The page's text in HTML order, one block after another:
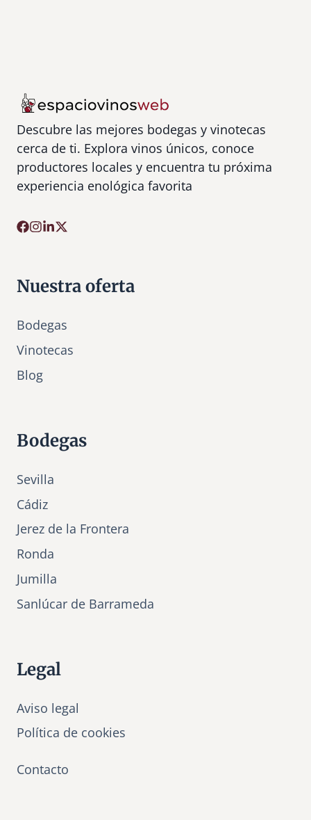
Descubre las mejores bodegas y vinotecas
cerca de ti. Explora vinos únicos, conoce
productores locales y encuentra tu próxima
experiencia enológica favorita
Nuestra oferta
Bodegas
Vinotecas
Blog
Bodegas
Sevilla
Cádiz
Jerez de la Frontera
Ronda
Jumilla
Sanlúcar de Barrameda
Legal
Aviso legal
Política de cookies
Contacto